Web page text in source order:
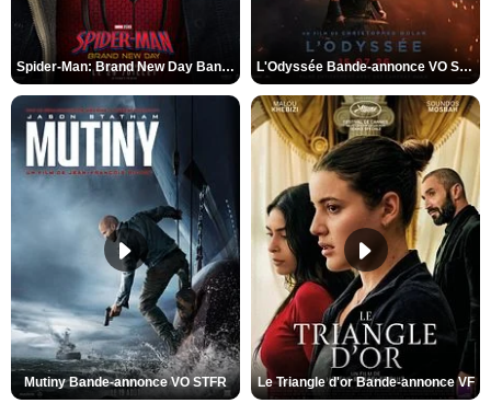
Spider-Man: Brand New Day Bande-annonce VO STFR L'Odyssée Bande-annonce VO STFR
Mutiny Bande-annonce VO STFR Le Triangle d'or Bande-annonce VF